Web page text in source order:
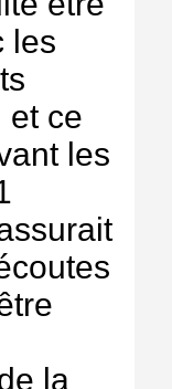
les
et ce
les
la